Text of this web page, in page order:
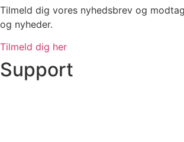
Tilmeld dig vores nyhedsbrev og
og nyheder.
Tilmeld dig her
Support